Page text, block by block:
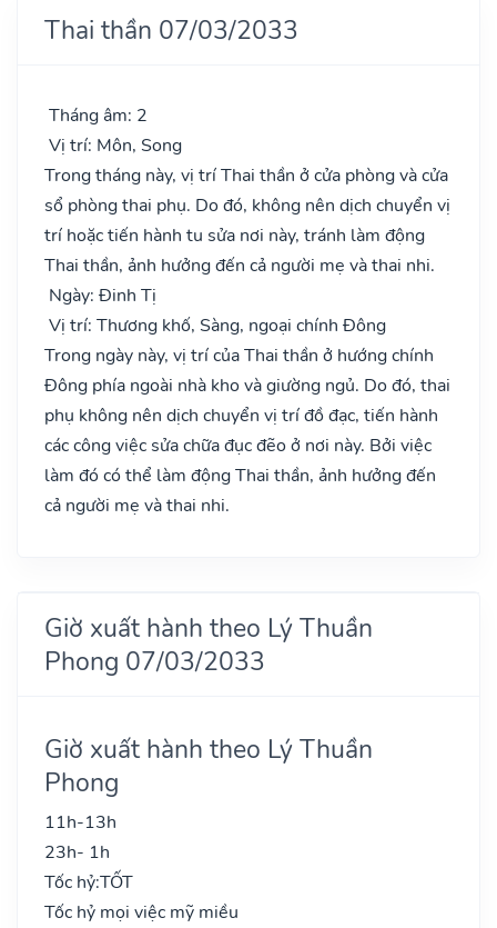
Thai thần 07/03/2033
Tháng âm: 2
Vị trí: Môn, Song
Trong tháng này, vị trí Thai thần ở cửa phòng và cửa
sổ phòng thai phụ. Do đó, không nên dịch chuyển vị
trí hoặc tiến hành tu sửa nơi này, tránh làm động
Thai thần, ảnh hưởng đến cả người mẹ và thai nhi.
Ngày: Đinh Tị
Vị trí: Thương khố, Sàng, ngoại chính Đông
Trong ngày này, vị trí của Thai thần ở hướng chính
Đông phía ngoài nhà kho và giường ngủ. Do đó, thai
phụ không nên dịch chuyển vị trí đồ đạc, tiến hành
các công việc sửa chữa đục đẽo ở nơi này. Bởi việc
làm đó có thể làm động Thai thần, ảnh hưởng đến
cả người mẹ và thai nhi.
Giờ xuất hành theo Lý Thuần
Phong 07/03/2033
Giờ xuất hành theo Lý Thuần
Phong
11h-13h
23h- 1h
Tốc hỷ:TỐT
Tốc hỷ mọi việc mỹ miều